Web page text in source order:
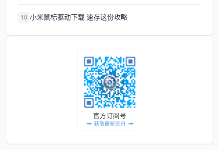
10 小米鼠标驱动下载 速存这份攻略